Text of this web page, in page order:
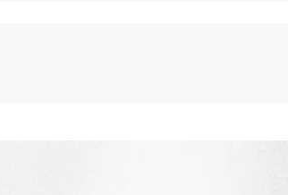
たくてストリングスで主旋律も入れてます